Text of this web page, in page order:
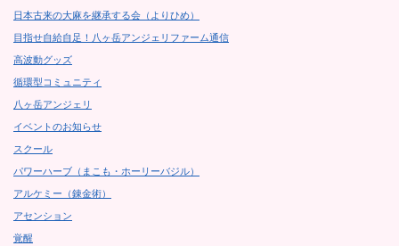
日本古来の大麻を継承する会（よりひめ）
目指せ自給自足！八ヶ岳アンジェリファーム通信
高波動グッズ
循環型コミュニティ
八ヶ岳アンジェリ
イベントのお知らせ
スクール
パワーハーブ（まこも・ホーリーバジル）
アルケミー（錬金術）
アセンション
覚醒